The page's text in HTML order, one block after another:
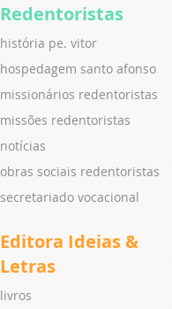
Redentoristas
história pe. vitor
hospedagem santo afonso
missionários redentoristas
missões redentoristas
notícias
obras sociais redentoristas
secretariado vocacional
Editora Ideias &
Letras
livros